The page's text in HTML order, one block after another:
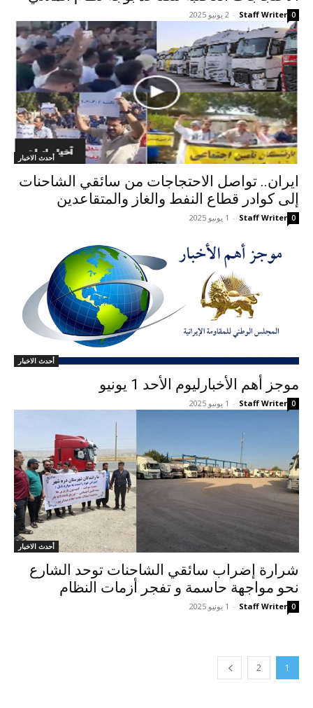
Staff Writer
- 2 يونيو 2025 0
أحدث الاخبار
ایران.. تواصل الاحتجاجات من سائقي الشاحنات
إلى كوادر قطاع النفط والغاز والمتقاعدين
Staff Writer
- 1 يونيو 2025 0
أحدث الاخبار
موجز أهم الأخبارلیوم الأحد 1 يونيو
Staff Writer
- 1 يونيو 2025 0
أحدث الاخبار
شرارة إضراب سائقي الشاحنات توحد الشارع
نحو مواجهة حاسمة و تفجر أزمات النظام
Staff Writer
- 1 يونيو 2025 0
1
2